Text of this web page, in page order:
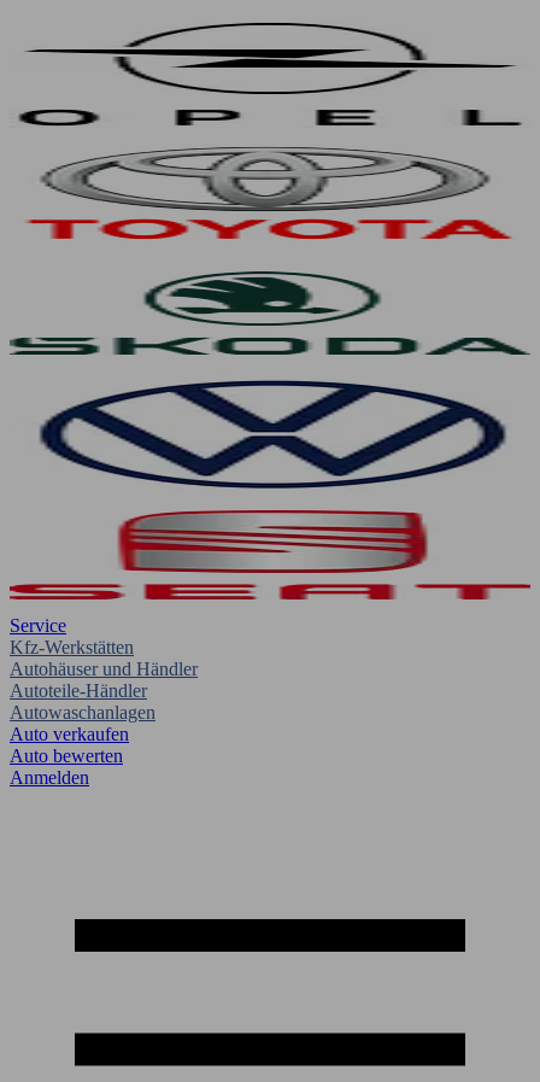
Service
Kfz-Werkstätten
Autohäuser und Händler
Autoteile-Händler
Autowaschanlagen
Auto verkaufen
Auto bewerten
Anmelden